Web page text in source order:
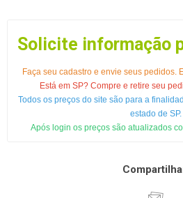
Solicite informação
Faça seu cadastro e envie seus pedidos.
Está em SP? Compre e retire seu
Todos os preços do site são para a
estado de SP.
Após login os preços são atualizados